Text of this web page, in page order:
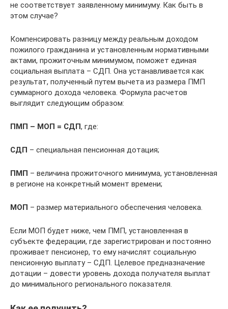
не соответствует заявленному минимуму. Как быть в
этом случае?
Компенсировать разницу между реальным доходом
пожилого гражданина и установленным нормативными
актами, прожиточным минимумом, поможет единая
социальная выплата – СДП. Она устанавливается как
результат, полученный путем вычета из размера ПМП
суммарного дохода человека. Формула расчетов
выглядит следующим образом:
ПМП – МОП = СДП, где:
СДП – специальная пенсионная дотация;
ПМП – величина прожиточного минимума, установленная
в регионе на конкретный момент времени;
МОП – размер материального обеспечения человека.
Если МОП будет ниже, чем ПМП, установленная в
субъекте федерации, где зарегистрирован и постоянно
проживает пенсионер, то ему начислят социальную
пенсионную выплату – СДП. Целевое предназначение
дотации – довести уровень дохода получателя выплат
до минимального регионального показателя.